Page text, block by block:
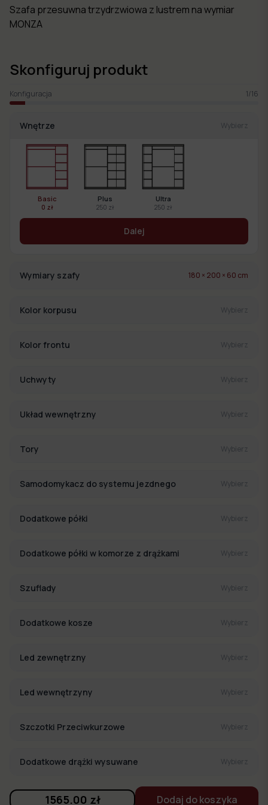
Szafa przesuwna trzydrzwiowa z lustrem na wymiar
MONZA
Skonfiguruj produkt
Konfiguracja 1/16
Wnętrze Wybierz
Basic
0 zł
Plus
250 zł
Ultra
250 zł
Dalej
Wymiary szafy 180 × 200 × 60 cm
Kolor korpusu Wybierz
Kolor frontu Wybierz
Uchwyty Wybierz
Układ wewnętrzny Wybierz
Tory Wybierz
Samodomykacz do systemu jezdnego Wybierz
Dodatkowe półki Wybierz
Dodatkowe półki w komorze z drążkami Wybierz
Szuflady Wybierz
Dodatkowe kosze Wybierz
Led zewnętrzny Wybierz
Led wewnętrzyny Wybierz
Szczotki Przeciwkurzowe Wybierz
Dodatkowe drążki wysuwane Wybierz
1565.00 zł Dodaj do koszyka